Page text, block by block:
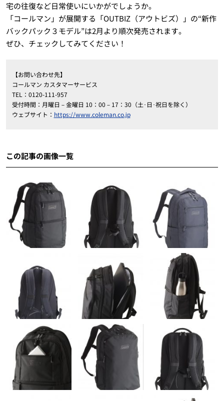
宅の往復など日常使いにいかがでしょうか。
「コールマン」が展開する「OUTBIZ（アウトビズ）」の“新作
バックパック３モデル”は2月より順次発売されます。
ぜひ、チェックしてみてください！
【お問い合わせ先】
コールマン カスタマーサービス
TEL：0120-111-957
受付時間：月曜日－金曜日 10：00－17：30（土･日･祝日を除く）
ウェブサイト： https://www.coleman.co.jp
この記事の画像一覧